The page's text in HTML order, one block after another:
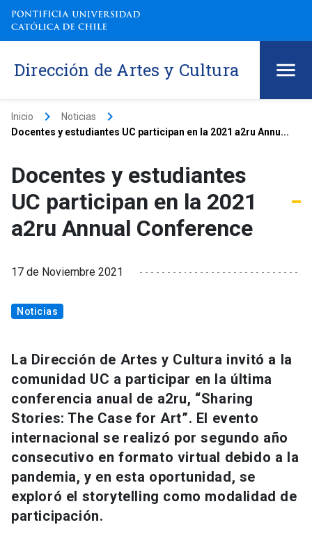
Dirección de Artes y Cultura
Inicio keyboard_arrow_right Noticias keyboard_arrow_right
Docentes y estudiantes UC participan en la 2021 a2ru Annu...
Docentes y estudiantes
UC participan en la 2021
a2ru Annual Conference
17 de Noviembre 2021
Noticias
La Dirección de Artes y Cultura invitó a la
comunidad UC a participar en la última
conferencia anual de a2ru, “Sharing
Stories: The Case for Art”. El evento
internacional se realizó por segundo año
consecutivo en formato virtual debido a la
pandemia, y en esta oportunidad, se
exploró el storytelling como modalidad de
participación.